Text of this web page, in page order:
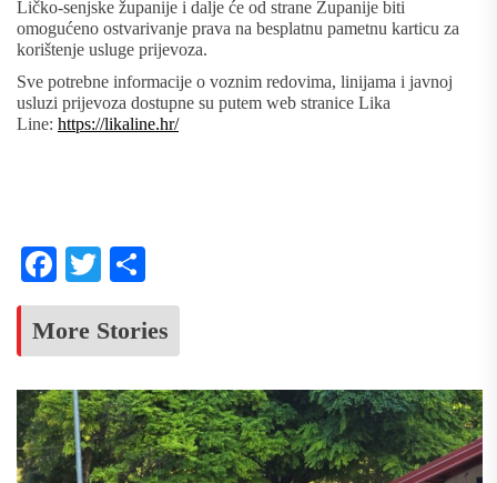
Ličko-senjske županije i dalje će od strane Županije biti
omogućeno ostvarivanje prava na besplatnu pametnu karticu za
korištenje usluge prijevoza.
Sve potrebne informacije o voznim redovima, linijama i javnoj
usluzi prijevoza dostupne su putem web stranice Lika
Line: https://likaline.hr/
Facebook
Twitter
More Stories